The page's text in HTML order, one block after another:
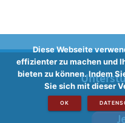
Diese Webseite
effizienter zu machen und
bieten zu können. Indem
Sie sich mit dieser
OK